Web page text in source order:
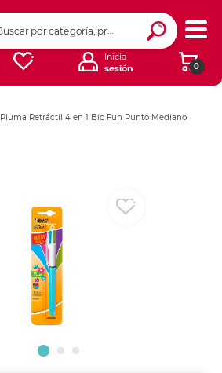
0
Inicia
sesión
Pluma Retráctil 4 en 1 Bic Fun Punto Mediano
Ingresar Codigo